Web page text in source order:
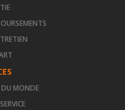
DU MONDE